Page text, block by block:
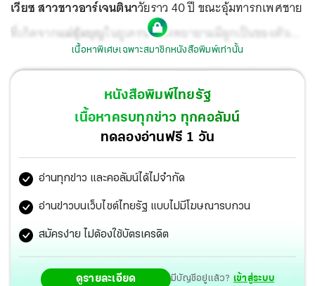
เวียซ สาวชาวอาร์เจนตินาวัยราว 40 ปี ขณะอุ้มทารกเพศชาย
ที่เกิดจาก แม่อุ้มบุญ ในยูเครน หลังพยายามมีลูกเป็นของตัวเอง
นาน 9 ปี แม้สุดท้ายฝันเป็นจริงแต่ตั้งอยู่บนธุรกิจแม่
ถูกกฎหมาย
ในยูเครน ซึ่งยังช่วยจุดประกายความฝันของคนที่
อยากเป็นพ่อคนแม่คนอีกหลายพันชีวิต และเป็นหนึ่งในไม่กี่
ประเทศบนโลกนี้ที่อนุญาตให้ทำในเชิงพาณิชย์สำหรับชาวต่าง
ชาติ
เนื้อหาพิเศษเฉพาะสมาชิกหนังสือพิมพ์เท่านั้น
หนังสือพิมพ์ไทยรัฐ
เนื้อหาครบทุกข่าว ทุกคอลัมน์
ทดลองอ่านฟรี 1 วัน
อ่านทุกข่าว และคอลัมน์ได้ไม่จำกัด
อ่านข่าวบนเว็บไซต์ไทยรัฐ แบบไม่มีโฆษณารบกวน
สมัครง่าย ไม่ต้องใช้บัตรเครดิต
ดูรายละเอียด มีบัญชีอยู่แล้ว? เข้าสู่ระบบ